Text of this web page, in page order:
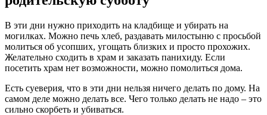
В эти дни нужно приходить на кладбище и убирать на
могилках. Можно печь хлеб, раздавать милостыню с просьбой
молиться об усопших, угощать близких и просто прохожих.
Желательно сходить в храм и заказать панихиду. Если
посетить храм нет возможности, можно помолиться дома.
Есть суеверия, что в эти дни нельзя ничего делать по дому. На
самом деле можно делать все. Чего только делать не надо – это
сильно скорбеть и убиваться.